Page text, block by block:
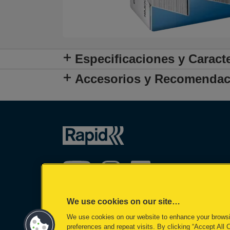
Especificaciones y
Accesorios y
©2026 ACCO Brands
We use cookies on our site…
We use cookies on our website to enhance your
preferences and repeat visits. By clicking “Accept All